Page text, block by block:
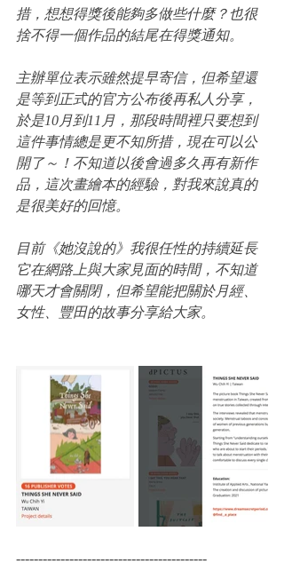
措，想想得獎後能夠多做些什麼？也很
捨不得一個作品的結尾在得獎通知。
主辦單位表示雖然提早寄信，但希望還
是等到正式的官方公布後再私人分享，
於是10月到11月，那段時間裡只要想到
這件事情總是更不知所措，現在可以公
開了～！不知道以後會過多久再有新作
品，這次畫繪本的經驗，對我來說真的
是很美好的回憶。
目前《她沒說的》我很任性的持續延長
它在網路上與大家見面的時間，不知道
哪天才會關閉，但希望能把關於月經、
女性、豐田的故事分享給大家。
-------------------------------------------